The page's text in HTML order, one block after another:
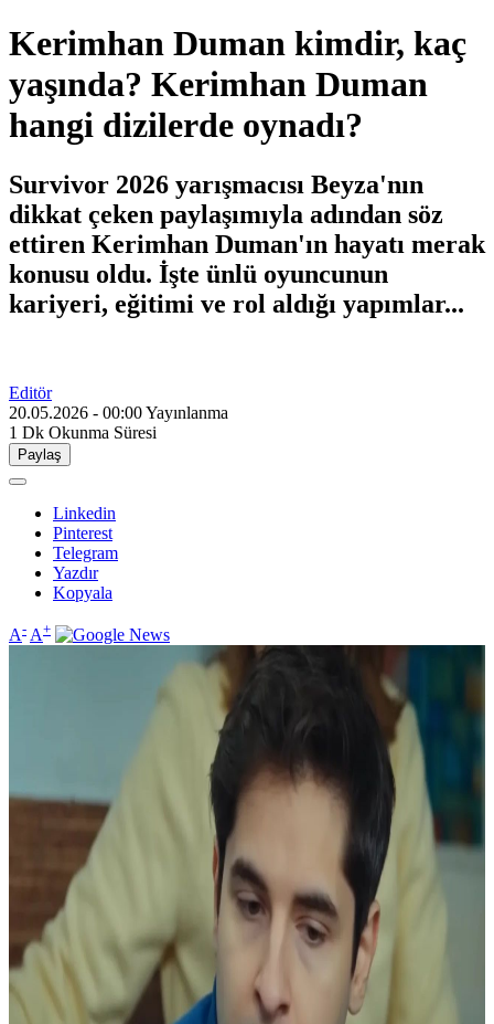
Kerimhan Duman kimdir, kaç
yaşında? Kerimhan Duman
hangi dizilerde oynadı?
Survivor 2026 yarışmacısı Beyza'nın
dikkat çeken paylaşımıyla adından söz
ettiren Kerimhan Duman'ın hayatı merak
konusu oldu. İşte ünlü oyuncunun
kariyeri, eğitimi ve rol aldığı yapımlar...
Editör
20.05.2026 - 00:00Yayınlanma
1 Dk Okunma Süresi
Paylaş
Linkedin
Pinterest
Telegram
Yazdır
Kopyala
A- A+